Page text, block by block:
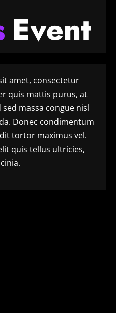
amet, consectetur
quis mattis purus, at
massa congue nisl
Donec condimentum
tortor maximus vel.
quis tellus ultricies,